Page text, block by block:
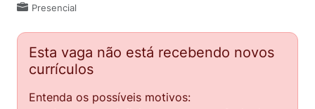
Presencial
Esta vaga não está recebendo novos
currículos
Entenda os possíveis motivos: